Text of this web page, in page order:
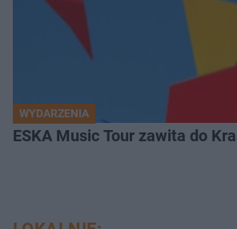
WYDARZENIA
ESKA Music Tour zawita do